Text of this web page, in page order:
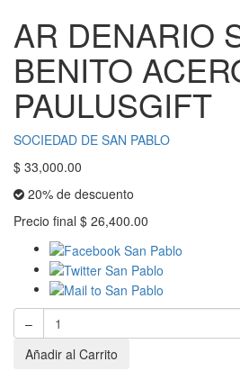
AR DENARIO
BENITO
PAULUSGIFT
SOCIEDAD DE SAN PABLO
$ 33,000.00
20% de descuento
Precio final $ 26,400.00
–
Añadir al Carrito